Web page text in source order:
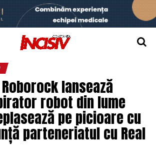
Roborock lansează
robot din lume
pe picioare cu
parteneriatul cu Real